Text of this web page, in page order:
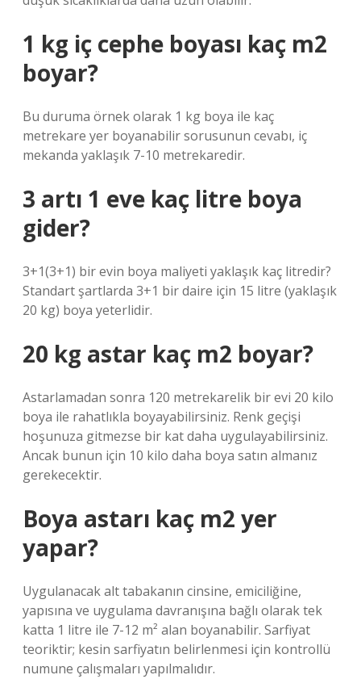
1 kg iç cephe boyası kaç m2
boyar?
Bu duruma örnek olarak 1 kg boya ile kaç
metrekare yer boyanabilir sorusunun cevabı, iç
mekanda yaklaşık 7-10 metrekaredir.
3 artı 1 eve kaç litre boya
gider?
3+1(3+1) bir evin boya maliyeti yaklaşık kaç litredir?
Standart şartlarda 3+1 bir daire için 15 litre (yaklaşık
20 kg) boya yeterlidir.
20 kg astar kaç m2 boyar?
Astarlamadan sonra 120 metrekarelik bir evi 20 kilo
boya ile rahatlıkla boyayabilirsiniz. Renk geçişi
hoşunuza gitmezse bir kat daha uygulayabilirsiniz.
Ancak bunun için 10 kilo daha boya satın almanız
gerekecektir.
Boya astarı kaç m2 yer
yapar?
Uygulanacak alt tabakanın cinsine, emiciliğine,
yapısına ve uygulama davranışına bağlı olarak tek
katta 1 litre ile 7-12 m² alan boyanabilir. Sarfiyat
teoriktir; kesin sarfiyatın belirlenmesi için kontrollü
numune çalışmaları yapılmalıdır.